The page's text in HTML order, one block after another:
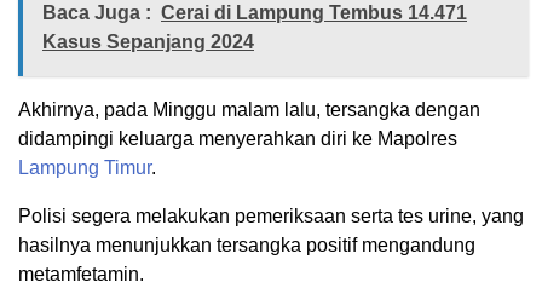
Baca Juga : Cerai di Lampung Tembus 14.471
Kasus Sepanjang 2024
Akhirnya, pada Minggu malam lalu, tersangka dengan
didampingi keluarga menyerahkan diri ke Mapolres
Lampung Timur.
Polisi segera melakukan pemeriksaan serta tes urine, yang
hasilnya menunjukkan tersangka positif mengandung
metamfetamin.